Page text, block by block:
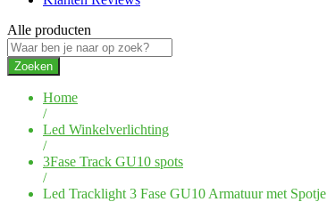
Alle producten
Zoeken
Home
/
Led Winkelverlichting
/
3Fase Track GU10 spots
/
Led Tracklight 3 Fase GU10 Armatuur met Spotje